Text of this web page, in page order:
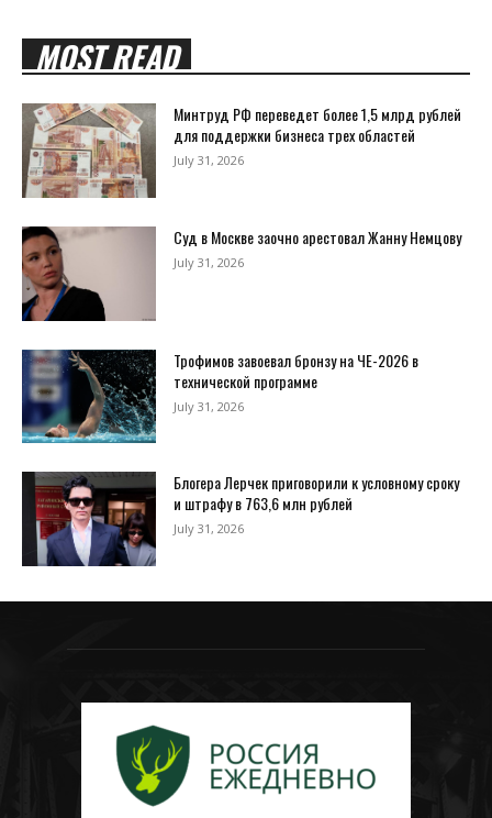
MOST READ
Минтруд РФ переведет более 1,5 млрд рублей
для поддержки бизнеса трех областей
July 31, 2026
Суд в Москве заочно арестовал Жанну Немцову
July 31, 2026
Трофимов завоевал бронзу на ЧЕ-2026 в
технической программе
July 31, 2026
Блогера Лерчек приговорили к условному сроку
и штрафу в 763,6 млн рублей
July 31, 2026